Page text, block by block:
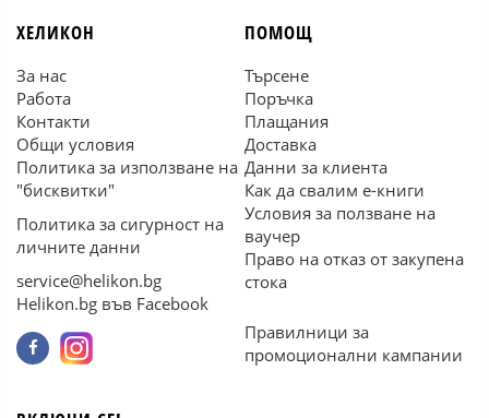
ХЕЛИКОН
За нас
Работа
Контакти
Общи условия
Политика за използване на
"бисквитки"
Политика за сигурност на
личните данни
service@helikon.bg
Helikon.bg във Facebook
ПОМОЩ
Търсене
Поръчка
Плащания
Доставка
Данни за клиента
Как да свалим е-книги
Условия за ползване на
ваучер
Право на отказ от закупена
стока
Правилници за
промоционални кампании